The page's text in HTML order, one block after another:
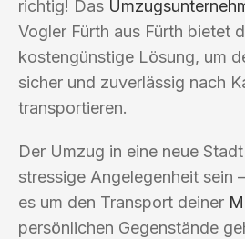
richtig! Das
Vogler Fürth aus Fürth bietet
kostengünstige Lösung, um
sicher und zuverlässig nach
transportieren.
Der Umzug in eine neue
stressige Angelegenheit sein
es um den Transport deiner
persönlichen Gegenstände